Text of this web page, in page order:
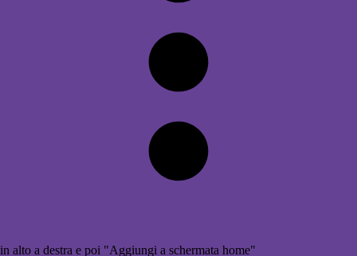
in alto a destra e poi "Aggiungi a schermata home"